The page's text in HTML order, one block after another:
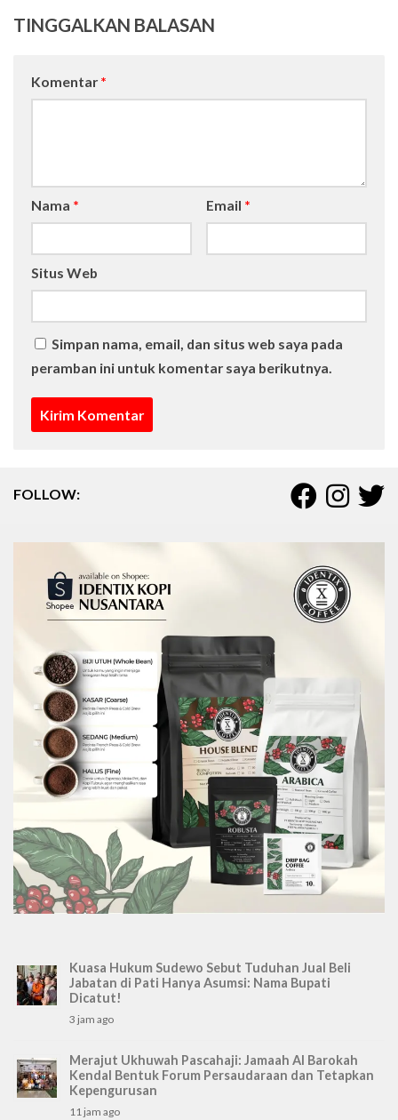
TINGGALKAN BALASAN
Komentar *
Nama * Email *
Situs Web
Simpan nama, email, dan situs web saya pada
peramban ini untuk komentar saya berikutnya.
FOLLOW:
Kuasa Hukum Sudewo Sebut Tuduhan Jual Beli
Jabatan di Pati Hanya Asumsi: Nama Bupati
Dicatut!
3 jam ago
Merajut Ukhuwah Pascahaji: Jamaah Al Barokah
Kendal Bentuk Forum Persaudaraan dan Tetapkan
Kepengurusan
11 jam ago